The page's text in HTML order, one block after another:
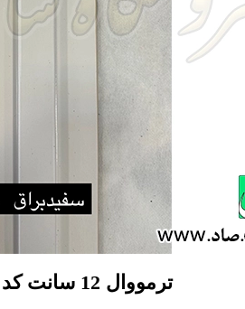
ترمووال 12 سانت کد 1250 سفید براق